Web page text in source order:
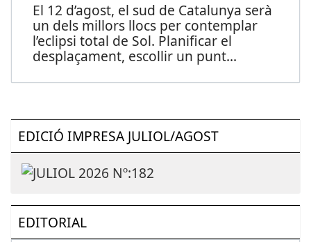
El 12 d’agost, el sud de Catalunya serà
un dels millors llocs per contemplar
l’eclipsi total de Sol. Planificar el
desplaçament, escollir un punt...
EDICIÓ IMPRESA JULIOL/AGOST
EDITORIAL